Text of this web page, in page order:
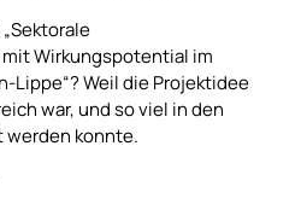
Wirkungspotential im
Lippe“? Weil die Projektidee
war, und so viel in den
konnte.